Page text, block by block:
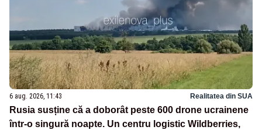
6 aug. 2026, 11:43 Realitatea din SUA
Rusia susține că a doborât peste 600 drone ucrainene
într-o singură noapte. Un centru logistic Wildberries,